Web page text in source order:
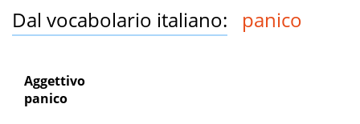
Dal vocabolario italiano: panico
Aggettivo
panico